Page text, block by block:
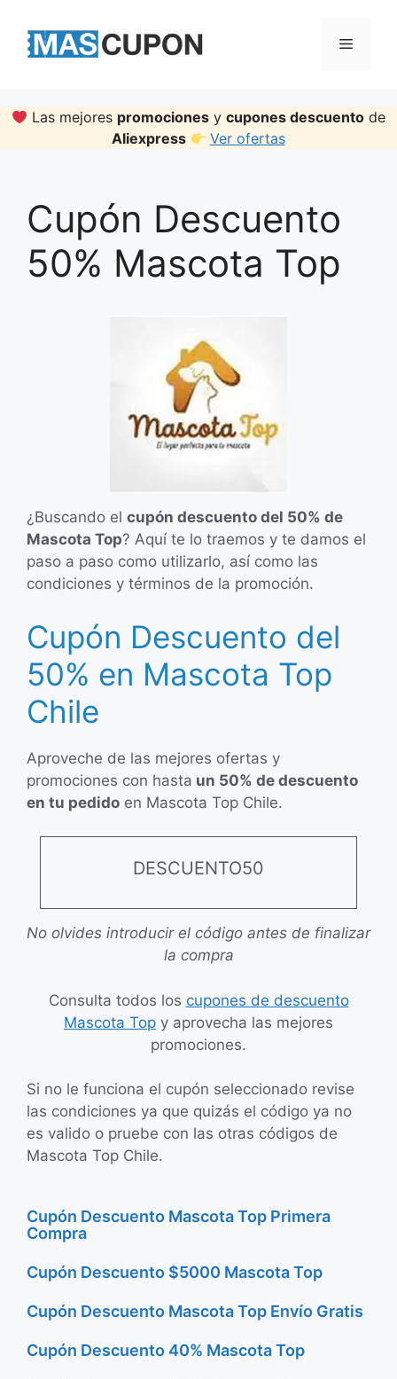
content
Menu
Las mejores promociones ycupones descuento de
Aliexpress
Ver ofertas
Cupón Descuento
50% Mascota Top
¿Buscando el cupón descuento del 50% de
Mascota Top? Aquí te lo traemos y te damos el
paso a paso como utilizarlo, así como las
condiciones y términos de la promoción.
Cupón Descuento del
50% en Mascota Top
Chile
Aproveche de las mejores ofertas y
promociones con hasta un 50% de descuento
en tu pedido en Mascota Top Chile.
DESCUENTO50
No olvides introducir el código antes de finalizar
la compra
Consulta todos los cupones de descuento
Mascota Top y aprovecha las mejores
promociones.
Si no le funciona el cupón seleccionado revise
las condiciones ya que quizás el código ya no
es valido o pruebe con las otras códigos de
Mascota Top Chile.
Cupón Descuento Mascota Top Primera
Compra
Cupón Descuento $5000 Mascota Top
Cupón Descuento Mascota Top Envío Gratis
Cupón Descuento 40% Mascota Top